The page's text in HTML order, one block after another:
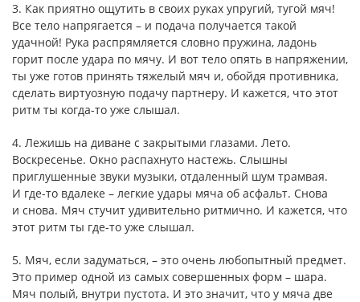
3. Как приятно ощутить в своих руках упругий, тугой мяч!
Все тело напрягается – и подача получается такой
удачной! Рука распрямляется словно пружина, ладонь
горит после удара по мячу. И вот тело опять в напряжении,
ты уже готов принять тяжелый мяч и, обойдя противника,
сделать виртуозную подачу партнеру. И кажется, что этот
ритм ты когда-то уже слышал.
4. Лежишь на диване с закрытыми глазами. Лето.
Воскресенье. Окно распахнуто настежь. Слышны
приглушенные звуки музыки, отдаленный шум трамвая.
И где-то вдалеке – легкие удары мяча об асфальт. Снова
и снова. Мяч стучит удивительно ритмично. И кажется, что
этот ритм ты где-то уже слышал.
5. Мяч, если задуматься, – это очень любопытный предмет.
Это пример одной из самых совершенных форм – шара.
Мяч полый, внутри пустота. И это значит, что у мяча две